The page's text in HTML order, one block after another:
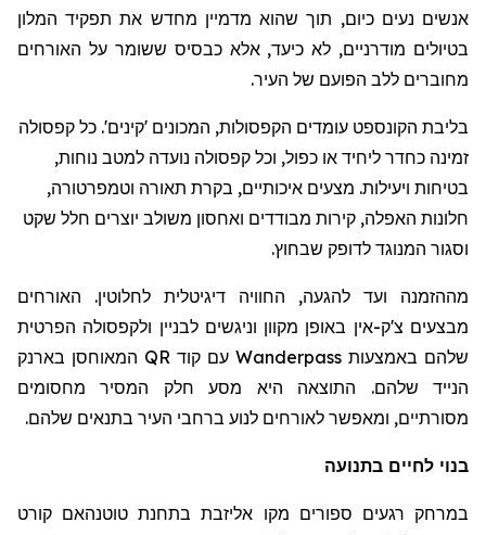
אנשים נעים כיום, תוך שהוא מדמיין מחדש את תפקיד המלון
בטיולים מודרניים, לא כיעד, אלא כבסיס ששומר על האורחים
מחוברים ללב הפועם של העיר.
בליבת הקונספט עומדים הקפסולות, המכונים 'קינים'. כל קפסולה
זמינה כחדר ליחיד או כפול, וכל קפסולה נועדה למטב נוחות,
בטיחות ויעילות. מצעים איכותיים, בקרת תאורה וטמפרטורה,
חלונות האפלה, קירות מבודדים ואחסון משולב יוצרים חלל שקט
וסגור המנוגד לדופק שבחוץ.
מההזמנה ועד להגעה, החוויה דיגיטלית לחלוטין. האורחים
מבצעים צ'ק-אין באופן מקוון וניגשים לבניין ולקפסולה הפרטית
שלהם באמצעות Wanderpass עם קוד QR המאוחסן בארנק
הנייד שלהם. התוצאה היא מסע חלק המסיר מחסומים
מסורתיים, ומאפשר לאורחים לנוע ברחבי העיר בתנאים שלהם.
בנוי לחיים בתנועה
במרחק רגעים ספורים מקו אליזבת בתחנת טוטנהאם קורט